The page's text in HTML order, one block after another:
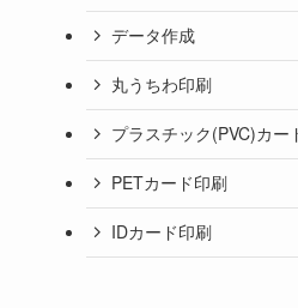
データ作成
丸うちわ印刷
プラスチック(PVC)カー
PETカード印刷
IDカード印刷